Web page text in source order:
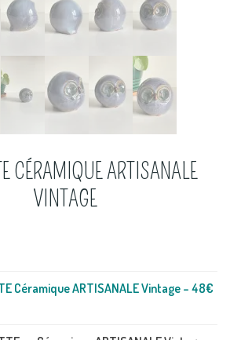
CÉRAMIQUE ARTISANALE
VINTAGE
Céramique ARTISANALE Vintage – 48€